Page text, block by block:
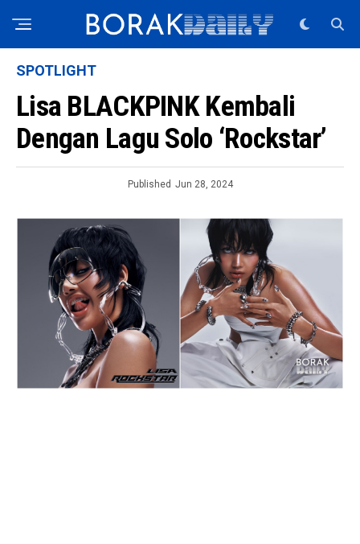
SPOTLIGHT
Lisa BLACKPINK Kembali
Dengan Lagu Solo ‘Rockstar’
Published Jun 28, 2024